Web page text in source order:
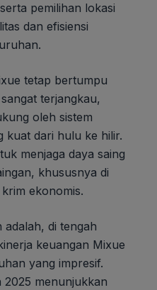
pemilihan lokasi
dan efisiensi
tetap bertumpu
terjangkau,
oleh sistem
kuat dari hulu ke hilir.
menjaga daya saing
khususnya di
ekonomis.
adalah, di tengah
keuangan Mixue
yang impresif.
menunjukkan